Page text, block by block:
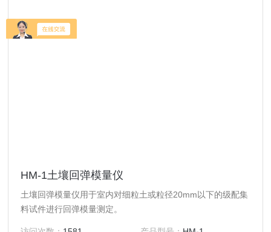
HM-1土壤回弹模量仪
土壤回弹模量仪用于室内对细粒土或粒径20mm以下的级配集
料试件进行回弹模量测定。